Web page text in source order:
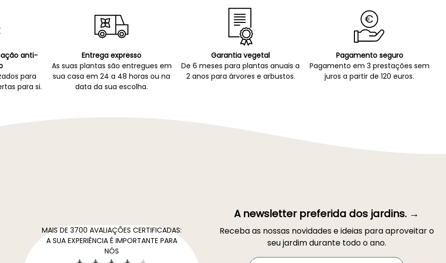
anti-
para
para si.
Entrega expresso
As suas plantas são entregues em
sua casa em 24 a 48 horas ou na
data da sua escolha.
Garantia vegetal
De 6 meses para plantas anuais a
2 anos para árvores e arbustos.
Pagamento seguro
Pagamento em 3 prestações sem
juros a partir de 120 euros.
MAIS DE 3700 AVALIAÇÕES CERTIFICADAS:
A SUA EXPERIÊNCIA É IMPORTANTE PARA
NÓS
A newsletter preferida dos jardins. →
Receba as nossas novidades e ideias para aproveitar o
seu jardim durante todo o ano.